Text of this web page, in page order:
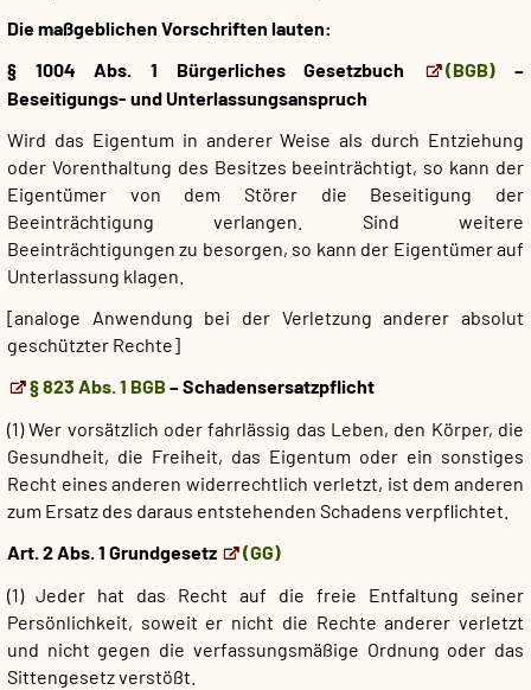
Die maßgeblichen Vorschriften lauten:
§ 1004 Abs. 1 Bürgerliches Gesetzbuch
(BGB) –
Beseitigungs- und Unterlassungsanspruch
Wird das Eigentum in anderer Weise als durch Entziehung
oder Vorenthaltung des Besitzes beeinträchtigt, so kann der
Eigentümer von dem Störer die Beseitigung der
Beeinträchtigung verlangen. Sind weitere
Beeinträchtigungen zu besorgen, so kann der Eigentümer auf
Unterlassung klagen.
[analoge Anwendung bei der Verletzung anderer absolut
geschützter Rechte]
§ 823 Abs. 1 BGB– Schadensersatzpflicht
(1) Wer vorsätzlich oder fahrlässig das Leben, den Körper, die
Gesundheit, die Freiheit, das Eigentum oder ein sonstiges
Recht eines anderen widerrechtlich verletzt, ist dem anderen
zum Ersatz des daraus entstehenden Schadens verpflichtet.
Art. 2 Abs. 1 Grundgesetz
(GG)
(1) Jeder hat das Recht auf die freie Entfaltung seiner
Persönlichkeit, soweit er nicht die Rechte anderer verletzt
und nicht gegen die verfassungsmäßige Ordnung oder das
Sittengesetz verstößt.